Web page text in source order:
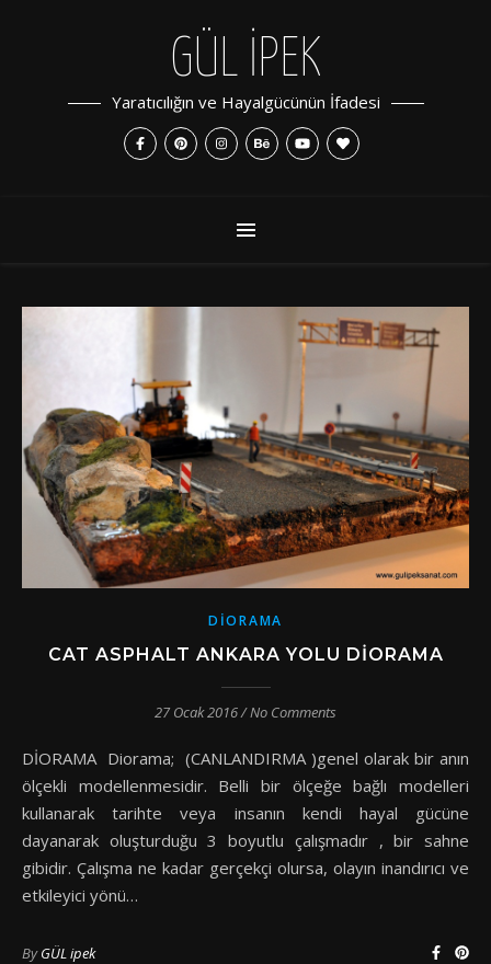
GÜL İPEK
Yaratıcılığın ve Hayalgücünün İfadesi
DIORAMA
CAT ASPHALT ANKARA YOLU DIORAMA
27 Ocak 2016/ No Comments
DİORAMA Diorama; (CANLANDIRMA )genel olarak bir anın
ölçekli modellenmesidir. Belli bir ölçeğe bağlı modelleri
kullanarak tarihte veya insanın kendi hayal gücüne
dayanarak oluşturduğu 3 boyutlu çalışmadır , bir sahne
gibidir. Çalışma ne kadar gerçekçi olursa, olayın inandırıcı ve
etkileyici yönü…
ByGÜL ipek